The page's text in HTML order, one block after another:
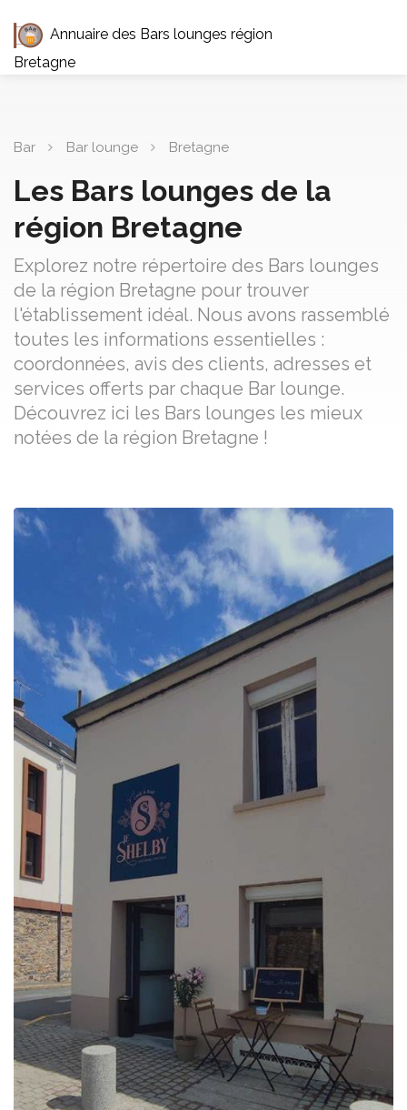
Annuaire des Bars lounges région
Bretagne
Bar Bar lounge Bretagne
Les Bars lounges de la
région Bretagne
Explorez notre répertoire des Bars lounges
de la région Bretagne pour trouver
l'établissement idéal. Nous avons rassemblé
toutes les informations essentielles :
coordonnées, avis des clients, adresses et
services offerts par chaque Bar lounge.
Découvrez ici les Bars lounges les mieux
notées de la région Bretagne !